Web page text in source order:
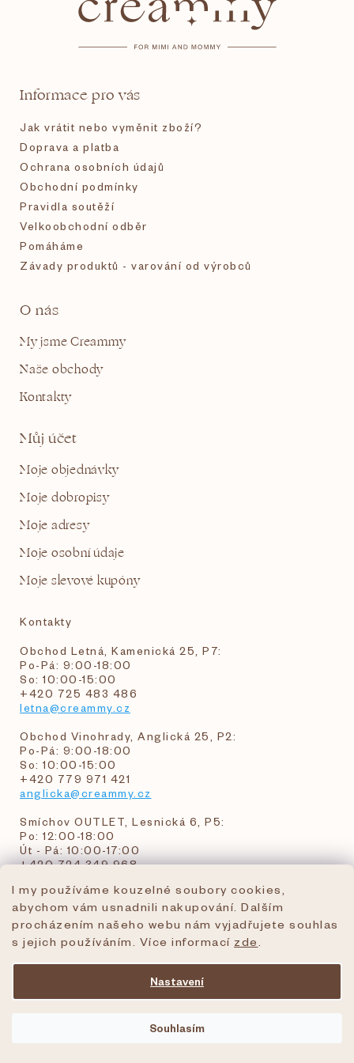
I my používáme kouzelné soubory cookies,
abychom vám usnadnili nakupování. Dalším
procházením našeho webu nám vyjadřujete souhlas
s jejich používáním. Více informací zde
Nastavení
Souhlasím
Informace pro vás
Jak vrátit nebo vyměnit zboží?
Doprava a platba
Ochrana osobních údajů
Obchodní podmínky
Pravidla soutěží
Velkoobchodní odběr
Pomáháme
Závady produktů - varování od výrobců
O nás
My jsme Creammy
Naše obchody
Kontakty
Můj účet
Moje objednávky
Moje dobropisy
Moje adresy
Moje osobní údaje
Moje slevové kupóny
Kontakty
Obchod Letná, Kamenická 25, P7:
Po-Pá: 9:00-18:00
So: 10:00-15:00
+420 725 483 486
letna@creammy.cz
Obchod Vinohrady, Anglická 25, P2:
Po-Pá: 9:00-18:00
So: 10:00-15:00
+420 779 971 421
anglicka@creammy.cz
Smíchov OUTLET, Lesnická 6, P5:
Po: 12:00-18:00
Út - Pá: 10:00-17:00
+420 724 349 968
objednavky@creammy.cz
tel:+420 724 349 968
creammy.cz